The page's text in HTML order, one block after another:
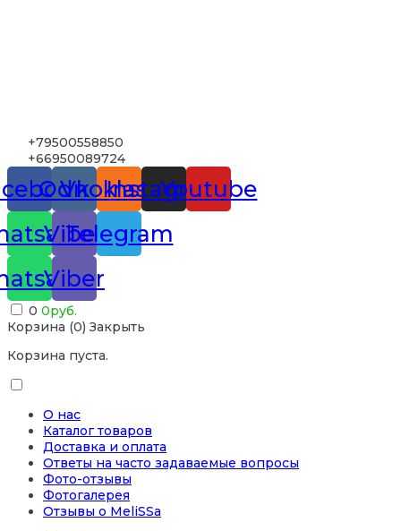
+79500558850
+66950089724
Vk
Odnoklassniki
Instagram
Youtube
Viber
Telegram
Viber
0 0руб.
Корзина (0) Закрыть
Корзина пуста.
О нас
Каталог товаров
Доставка и оплата
Ответы на часто задаваемые вопросы
Фото-отзывы
Фотогалерея
Отзывы о MeliSSa